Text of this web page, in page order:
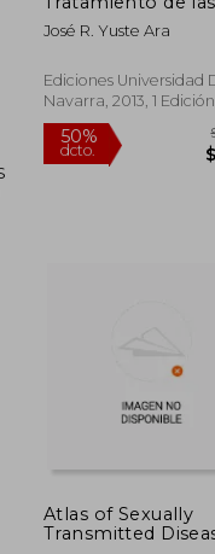
Infecciones y
Antibiótica
José R. Yuste Ara
Ediciones Universidad
Navarra, 2013, 1 Edición,
Tapa Blanda, Nuevo
Atlas of Sexually
Transmitted